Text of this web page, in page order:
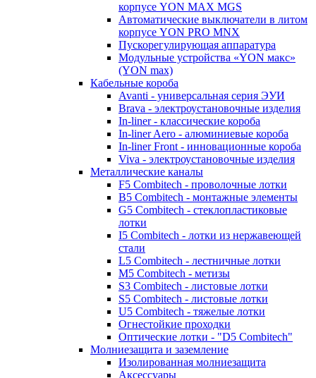
корпусе YON MAX MGS
Автоматические выключатели в литом
корпусе YON PRO MNX
Пускорегулирующая аппаратура
Модульные устройства «YON макс»
(YON max)
Кабельные короба
Avanti - универсальная серия ЭУИ
Brava - электроустановочные изделия
In-liner - классические короба
In-liner Aero - алюминиевые короба
In-liner Front - инновационные короба
Viva - электроустановочные изделия
Металлические каналы
F5 Combitech - проволочные лотки
B5 Combitech - монтажные элементы
G5 Combitech - стеклопластиковые
лотки
I5 Combitech - лотки из нержавеющей
стали
L5 Combitech - лестничные лотки
M5 Combitech - метизы
S3 Combitech - листовые лотки
S5 Combitech - листовые лотки
U5 Combitech - тяжелые лотки
Огнестойкие проходки
Оптические лотки - "D5 Combitech"
Молниезащита и заземление
Изолированная молниезащита
Аксессуары